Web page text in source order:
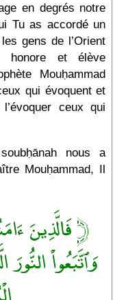
en degrés notre
Tu as accordé un
gens de l’Orient
honore et élève
Mouḥammad
qui évoquent et
ceux qui
nous a
Mouḥammad, Il
﴿ فَالَّذِينَ
وَٱتَّبَعُواْ